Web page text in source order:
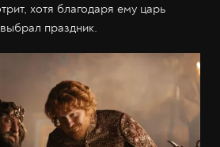
хотя благодаря ему царь
праздник.